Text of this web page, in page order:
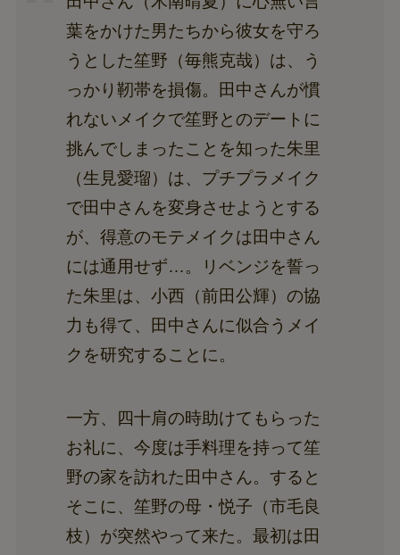
葉をかけた男たちから彼女を守ろ
うとした笙野（毎熊克哉）は、う
っかり靭帯を損傷。田中さんが慣
れないメイクで笙野とのデートに
挑んでしまったことを知った朱里
（生見愛瑠）は、プチプラメイク
で田中さんを変身させようとする
が、得意のモテメイクは田中さん
には通用せず…。リベンジを誓っ
た朱里は、小西（前田公輝）の協
力も得て、田中さんに似合うメイ
クを研究することに。
一方、四十肩の時助けてもらった
お礼に、今度は手料理を持って笙
野の家を訪れた田中さん。すると
そこに、笙野の母・悦子（市毛良
枝）が突然やって来た。最初は田